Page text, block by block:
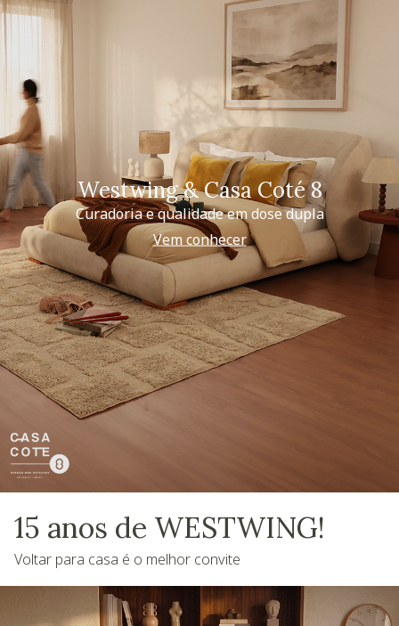
Westwing & Casa Coté 8
Curadoria e qualidade em dose dupla
Vem conhecer
15 anos de WESTWING!
Voltar para casa é o melhor convite